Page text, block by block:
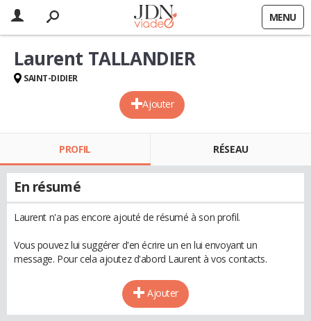
MENU
Ajouter
Laurent TALLANDIER
SAINT-DIDIER
PROFIL RÉSEAU
En résumé
Laurent n'a pas encore ajouté de résumé à son profil.
Vous pouvez lui suggérer d'en écrire un en lui envoyant un
message. Pour cela ajoutez d'abord Laurent à vos contacts.
Ajouter